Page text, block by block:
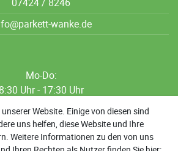
wanke.de
Mo-Do:
8:30 Uhr - 17:30 Uhr
Uhr - 12:00 Uhr
Uhr - 17:30 Uhr
Website. Einige von diesen sind
uns helfen, diese Website und Ihre
Weitere Informationen zu den von uns